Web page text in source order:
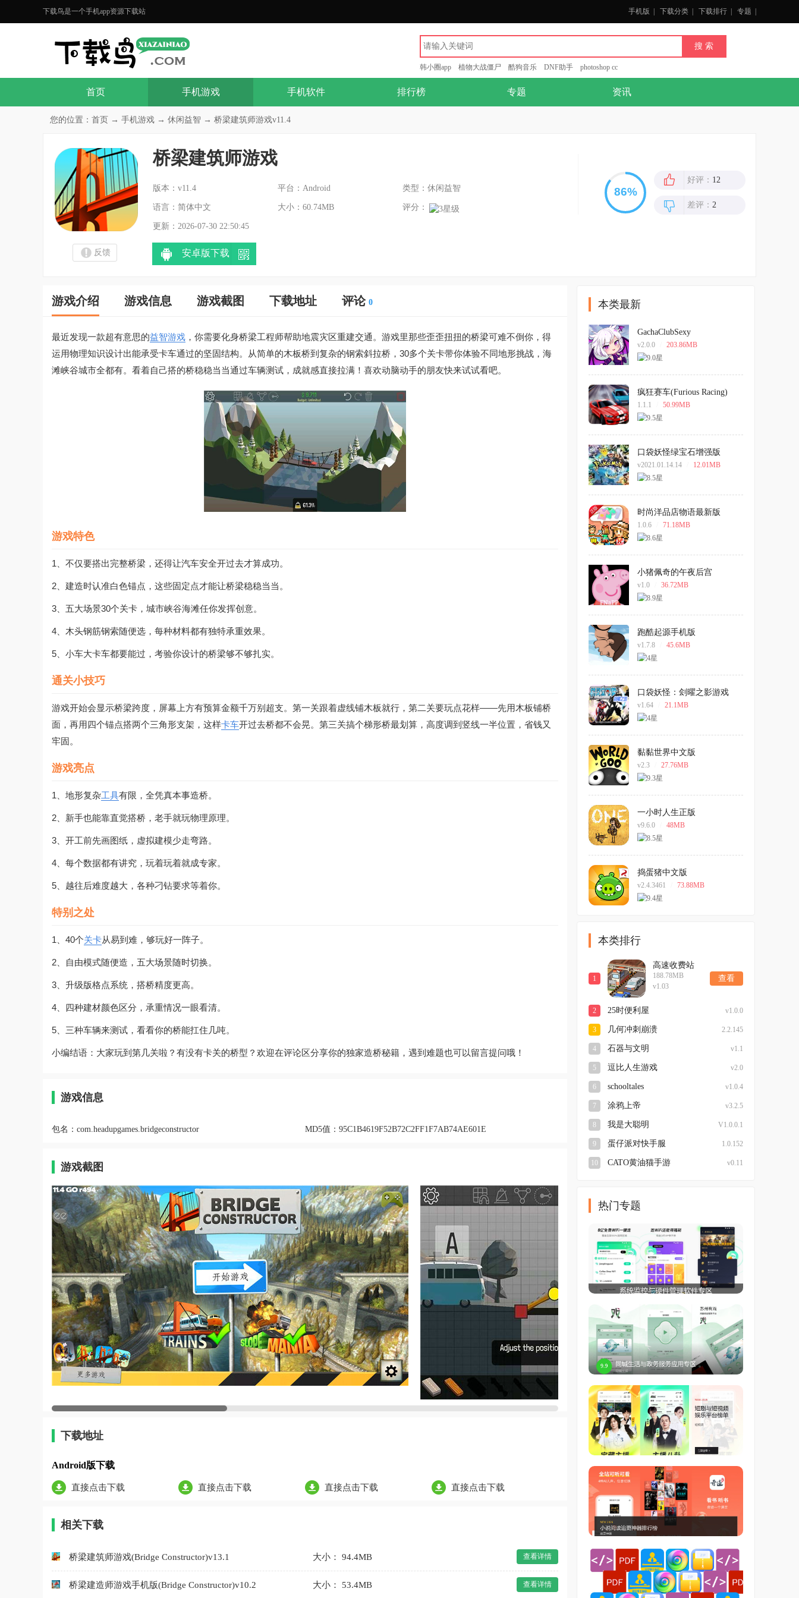
下载鸟是一个手机app资源下载站 手机版 下载分类 下载排行 专题
韩小圈app 植物大战僵尸 酷狗音乐 DNF助手 photoshop cc
首页 手机游戏 手机软件 排行榜 专题 资讯
您的位置： 首页 → 手机游戏 → 休闲益智 → 桥梁建筑师游戏v11.4
桥梁建筑师游戏
版本：v11.4 平台：Android 类型：休闲益智
语言：简体中文 大小：60.74MB 评分：
更新：2026-07-30 22:50:45
反馈 安卓版下载
好评： 12
差评： 2
游戏介绍 游戏信息 游戏截图 下载地址 评论 0
最近发现一款超有意思的益智游戏 ，你需要化身桥梁工程师帮助地震灾区重建交通。游戏里那些歪歪扭扭的桥梁可难不倒你，得
运用物理知识设计出能承受卡车通过的坚固结构。从简单的木板桥到复杂的钢索斜拉桥，30多个关卡带你体验不同地形挑战，海
滩峡谷城市全都有。看着自己搭的桥稳稳当当通过车辆测试，成就感直接拉满！喜欢动脑动手的朋友快来试试看吧。
游戏特色
1、不仅要搭出完整桥梁，还得让汽车安全开过去才算成功。
2、建造时认准白色锚点，这些固定点才能让桥梁稳稳当当。
3、五大场景30个关卡，城市峡谷海滩任你发挥创意。
4、木头钢筋钢索随便选，每种材料都有独特承重效果。
5、小车大卡车都要能过，考验你设计的桥梁够不够扎实。
通关小技巧
游戏开始会显示桥梁跨度，屏幕上方有预算金额千万别超支。第一关跟着虚线铺木板就行，第二关要玩点花样——先用木板铺桥
面，再用四个锚点搭两个三角形支架，这样卡车开过去桥都不会晃。第三关搞个梯形桥最划算，高度调到竖线一半位置，省钱又
牢固。
游戏亮点
1、地形复杂工具有限，全凭真本事造桥。
2、新手也能靠直觉搭桥，老手就玩物理原理。
3、开工前先画图纸，虚拟建模少走弯路。
4、每个数据都有讲究，玩着玩着就成专家。
5、越往后难度越大，各种刁钻要求等着你。
特别之处
1、40个关卡从易到难，够玩好一阵子。
2、自由模式随便造，五大场景随时切换。
3、升级版格点系统，搭桥精度更高。
4、四种建材颜色区分，承重情况一眼看清。
5、三种车辆来测试，看看你的桥能扛住几吨。
小编结语：大家玩到第几关啦？有没有卡关的桥型？欢迎在评论区分享你的独家造桥秘籍，遇到难题也可以留言提问哦！
游戏信息
包名： com.headupgames.bridgeconstructor MD5值： 95C1B4619F52B72C2FF1F7AB74AE601E
游戏截图
下载地址
Android版下载
直接点击下载 直接点击下载 直接点击下载 直接点击下载
相关下载
桥梁建筑师游戏(Bridge Constructor)v13.1 大小： 94.4MB 查看详情
桥梁建造师游戏手机版(Bridge Constructor)v10.2 大小： 53.4MB 查看详情
本类最新
GachaClubSexy
v2.0.0 203.86MB
疯狂赛车(Furious Racing)
1.1.1 50.99MB
口袋妖怪绿宝石增强版
v2021.01.14.14 12.01MB
时尚洋品店物语最新版
1.0.6 71.18MB
小猪佩奇的午夜后宫
v1.0 36.72MB
跑酷起源手机版
v1.7.8 45.6MB
口袋妖怪：刽曜之影游戏
v1.64 21.1MB
黏黏世界中文版
v2.3 27.76MB
一小时人生正版
v9.6.0 48MB
捣蛋猪中文版
v2.4.3461 73.88MB
本类排行
1
高速收费站
188.78MB
v1.03
查看
2 25时便利屋 v1.0.0
3 几何冲刺崩溃 2.2.145
4 石器与文明 v1.1
5 逗比人生游戏 v2.0
6 schooltales v1.0.4
7 涂鸦上帝 v3.2.5
8 我是大聪明 V1.0.0.1
9 蛋仔派对快手服 1.0.152
10 CATO黄油猫手游 v0.11
热门专题